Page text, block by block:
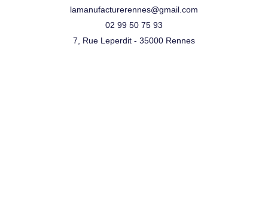
lamanufacturerennes@gmail.com
02 99 50 75 93
7, Rue Leperdit - 35000 Rennes